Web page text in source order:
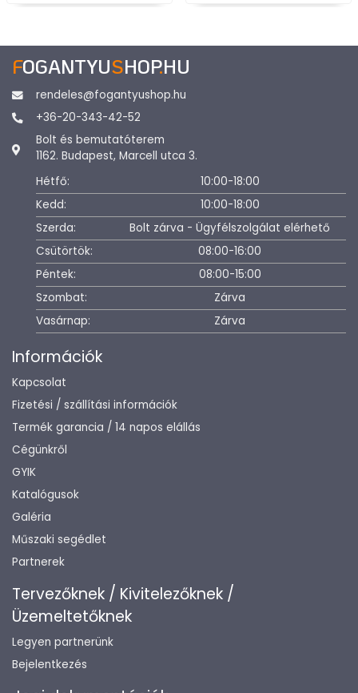
FOGANTYUSHOP.HU
rendeles@fogantyushop.hu
+36-20-343-42-52
Bolt és bemutatóterem
1162. Budapest, Marcell utca 3.
Hétfő:
10:00-18:00
Kedd:
10:00-18:00
Szerda:
Bolt zárva - Ügyfélszolgálat elérhető
Csütörtök:
08:00-16:00
Péntek:
08:00-15:00
Szombat:
Zárva
Vasárnap:
Zárva
Információk
Kapcsolat
Fizetési / szállítási információk
Termék garancia / 14 napos elállás
Cégünkről
GYIK
Katalógusok
Galéria
Műszaki segédlet
Partnerek
Tervezőknek / Kivitelezőknek /
Üzemeltetőknek
Legyen partnerünk
Bejelentkezés